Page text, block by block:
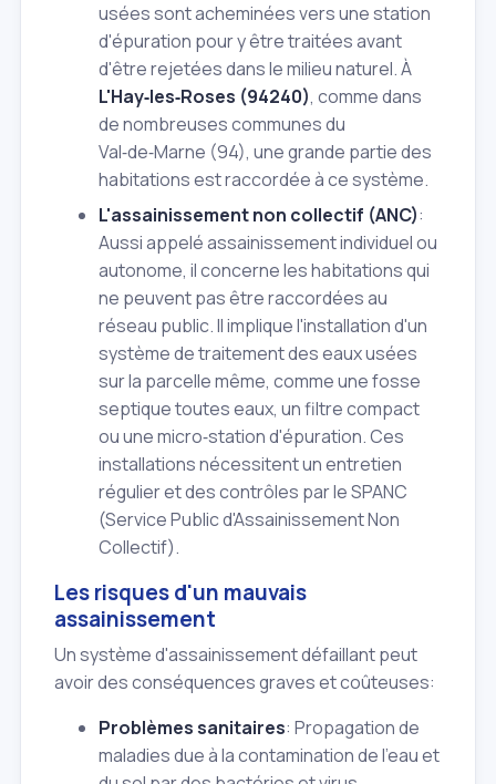
usées sont acheminées vers une station
d'épuration pour y être traitées avant
d'être rejetées dans le milieu naturel. À
L'Hay‑les‑Roses (94240), comme dans
de nombreuses communes du
Val‑de‑Marne (94), une grande partie des
habitations est raccordée à ce système.
L'assainissement non collectif (ANC):
Aussi appelé assainissement individuel ou
autonome, il concerne les habitations qui
ne peuvent pas être raccordées au
réseau public. Il implique l'installation d'un
système de traitement des eaux usées
sur la parcelle même, comme une fosse
septique toutes eaux, un filtre compact
ou une micro‑station d'épuration. Ces
installations nécessitent un entretien
régulier et des contrôles par le SPANC
(Service Public d'Assainissement Non
Collectif).
Les risques d'un mauvais
assainissement
Un système d'assainissement défaillant peut
avoir des conséquences graves et coûteuses:
Problèmes sanitaires: Propagation de
maladies due à la contamination de l'eau et